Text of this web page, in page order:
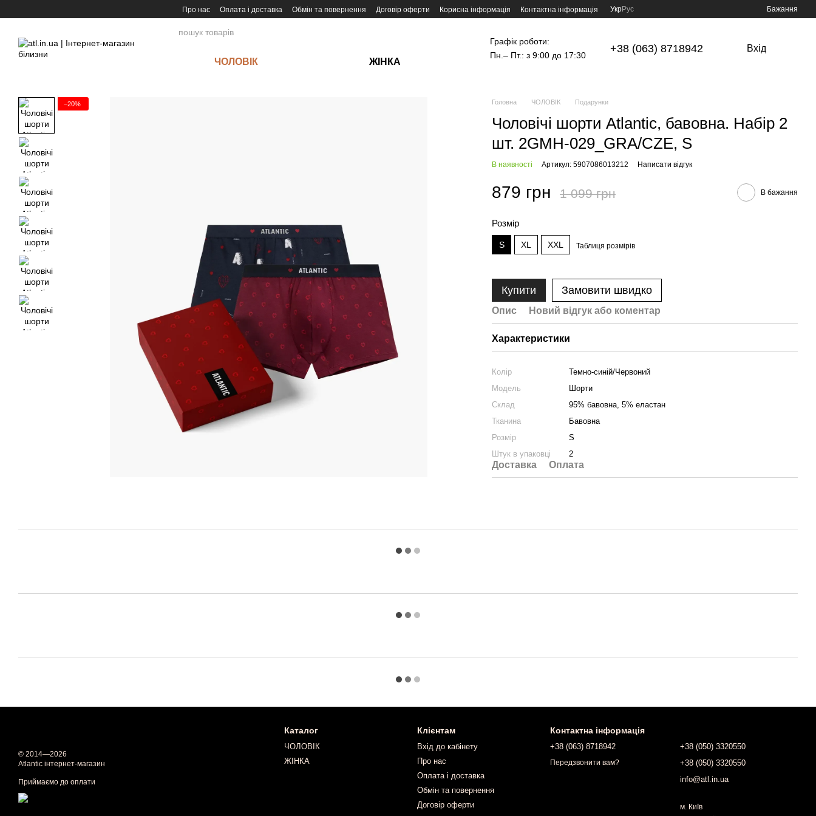
Про нас Оплата і доставка Обмін та повернення Договір оферти Корисна інформація Контактна інформація УкрРус Бажання
ЧОЛОВІК ЖІНКА
Графік роботи:
Пн.– Пт.: з 9:00 до 17:30
+38 (063) 8718942 Вхід
−20% Головна ЧОЛОВІК Подарунки
Чоловічі шорти Atlantic, бавовна. Набір 2
шт. 2GMH-029_GRA/CZE, S
В наявності Артикул: 5907086013212 Написати відгук
879 грн 1 099 грн В бажання
Розмір
S XL XXL Таблиця розмірів
Купити Замовити швидко
Опис Новий відгук або коментар
Характеристики
Колір
Темно-синій/Червоний
Модель
Шорти
Склад
95% бавовна, 5% еластан
Тканина
Бавовна
Розмір
S
Штук в упаковці
2
Доставка Оплата
© 2014—2026
Atlantic інтернет-магазин
Приймаємо до оплати
Каталог
ЧОЛОВІК
ЖІНКА
Клієнтам
Вхід до кабінету
Про нас
Оплата і доставка
Обмін та повернення
Договір оферти
Контактна інформація
+38 (063) 8718942
Передзвонити вам?
+38 (050) 3320550
+38 (050) 3320550
info@atl.in.ua
м. Київ